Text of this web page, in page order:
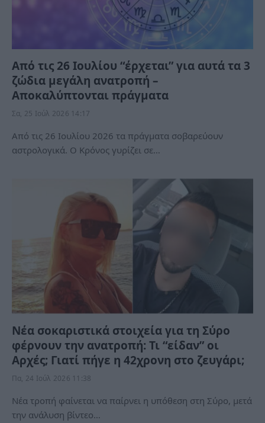
Από τις 26 Ιουλίου “έρχεται” για αυτά τα 3
ζώδια μεγάλη ανατροπή –
Αποκαλύπτονται πράγματα
Σα, 25 Ιούλ 2026 14:17
Από τις 26 Ιουλίου 2026 τα πράγματα σοβαρεύουν
αστρολογικά. Ο Κρόνος γυρίζει σε…
Νέα σοκαριστικά στοιχεία για τη Σύρο
φέρνουν την ανατροπή: Τι “είδαν” οι
Αρχές; Γιατί πήγε η 42χρονη στο ζευγάρι;
Πα, 24 Ιούλ 2026 11:38
Νέα τροπή φαίνεται να παίρνει η υπόθεση στη Σύρο, μετά
την ανάλυση βίντεο…